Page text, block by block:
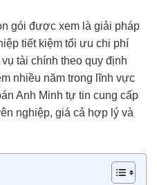
gói được xem là giải pháp
tiết kiệm tối ưu chi phí
tài chính theo quy định
nhiều năm trong lĩnh vực
Anh Minh tự tin cung cấp
nghiệp, giá cả hợp lý và